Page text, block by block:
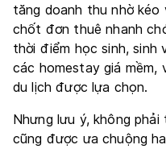
tăng doanh thu nhờ kéo
chốt đơn thuê nhanh
thời điểm học sinh, sinh
các homestay giá mềm,
du lịch được lựa chọn.
Nhưng lưu ý, không
cũng được ưa chuộng